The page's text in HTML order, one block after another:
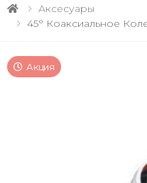
Аксесуары
45° Коаксиальное
Акция